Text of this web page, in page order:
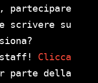
partecipare
scrivere su
Clicca
parte della